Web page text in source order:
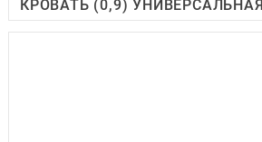
КРОВАТЬ (0,9) УНИВЕРСАЛЬНАЯ